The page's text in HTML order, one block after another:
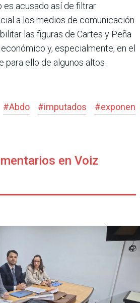
es acu­sado así de filtrar
a los medios de comunicación
las figuras de Cartes y Peña
y, espe­cialmente, en el
para ello de algu­nos altos
#Abdo #imputados #exponen
en Voiz